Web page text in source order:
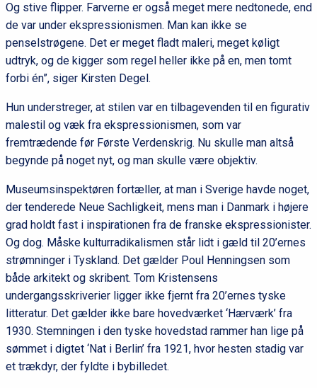
Og stive flipper. Farverne er også meget mere nedtonede, end
de var under ekspressionismen. Man kan ikke se
penselstrøgene. Det er meget fladt maleri, meget køligt
udtryk, og de kigger som regel heller ikke på en, men tomt
forbi én”, siger Kirsten Degel.
Hun understreger, at stilen var en tilbagevenden til en figurativ
malestil og væk fra ekspressionismen, som var
fremtrædende før Første Verdenskrig. Nu skulle man altså
begynde på noget nyt, og man skulle være objektiv.
Museumsinspektøren fortæller, at man i Sverige havde noget,
der tenderede Neue Sachligkeit, mens man i Danmark i højere
grad holdt fast i inspirationen fra de franske ekspressionister.
Og dog. Måske kulturradikalismen står lidt i gæld til 20’ernes
strømninger i Tyskland. Det gælder Poul Henningsen som
både arkitekt og skribent. Tom Kristensens
undergangsskriverier ligger ikke fjernt fra 20’ernes tyske
litteratur. Det gælder ikke bare hovedværket ‘Hærværk’ fra
1930. Stemningen i den tyske hovedstad rammer han lige på
sømmet i digtet ‘Nat i Berlin’ fra 1921, hvor hesten stadig var
et trækdyr, der fyldte i bybilledet.